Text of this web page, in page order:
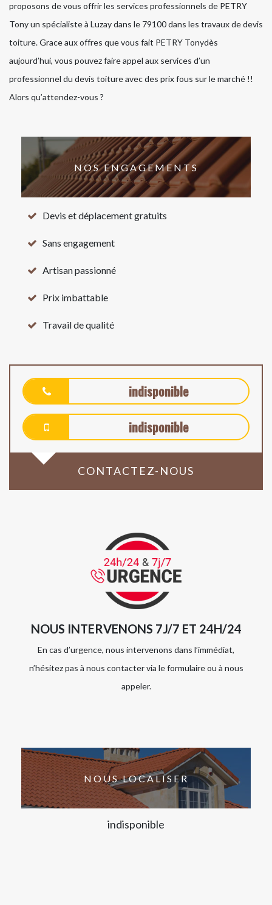
proposons de vous offrir les services professionnels de PETRY
Tony un spécialiste à Luzay dans le 79100 dans les travaux de devis
toiture. Grace aux offres que vous fait PETRY Tonydès
aujourd’hui, vous pouvez faire appel aux services d’un
professionnel du devis toiture avec des prix fous sur le marché !!
Alors qu’attendez-vous ?
NOS ENGAGEMENTS
Devis et déplacement gratuits
Sans engagement
Artisan passionné
Prix imbattable
Travail de qualité
indisponible
indisponible
CONTACTEZ-NOUS
NOUS INTERVENONS 7J/7 ET 24H/24
En cas d’urgence, nous intervenons dans l’immédiat,
n’hésitez pas à nous contacter via le formulaire ou à nous
appeler.
NOUS LOCALISER
indisponible